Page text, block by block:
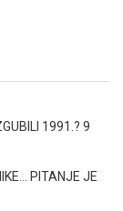
1991.? 9
PITANJE JE